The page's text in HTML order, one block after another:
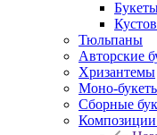
Тюльпаны
Авторские
Хризантемы
Моно-
Сборные
Композиции